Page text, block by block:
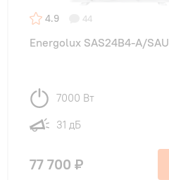
4.9 44
Energolux SAS24B4-A/
7000 Вт
31 дБ
77 700 ₽